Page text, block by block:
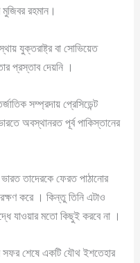
রহমান।
যুক্তরাষ্ট্র বা সোভিয়েত
প্রস্তাব দেয়নি ।
সম্প্রদায় প্রেসিডেন্ট
অবস্থানরত পূর্ব পাকিস্তানের
তাদেরকে ফেরত পাঠানোর
করে । কিন্তু তিনি এটাও
যাওয়ার মতো কিছুই করবে না ।
সফর শেষে একটি যৌথ ইশতেহার